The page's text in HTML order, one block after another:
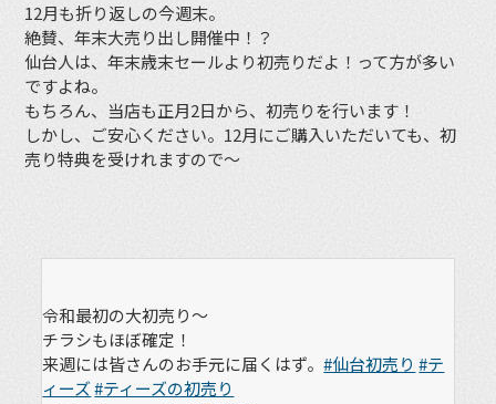
12月も折り返しの今週末。
絶賛、年末大売り出し開催中！？
仙台人は、年末歳末セールより初売りだよ！って方が多い
ですよね。
もちろん、当店も正月2日から、初売りを行います！
しかし、ご安心ください。12月にご購入いただいても、初
売り特典を受けれますので〜
令和最初の大初売り〜
チラシもほぼ確定！
来週には皆さんのお手元に届くはず。#仙台初売り #テ
ィーズ#ティーズの初売り